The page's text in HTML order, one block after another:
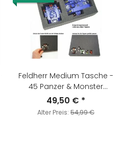
Feldherr Medium Tasche -
45 Panzer & Monster
(30mm)
49,50 € *
Alter Preis: 54,99 €